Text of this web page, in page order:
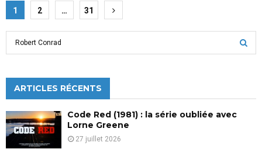
Pagination
des
publications
1 2 … 31
h
f
o
r
:
ARTICLES RÉCENTS
Code Red (1981) : la série oubliée avec
Lorne Greene
27 juillet 2026